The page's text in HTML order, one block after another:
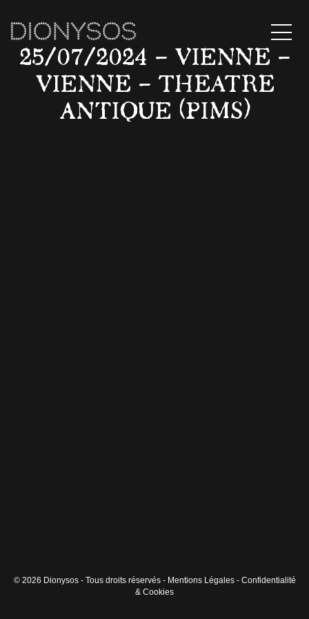
MENU
25/07/2024 – VIENNE –
VIENNE – THEATRE
ANTIQUE (PIMS)
© 2026 Dionysos - Tous droits réservés - Mentions Légales- Confidentialité
& Cookies